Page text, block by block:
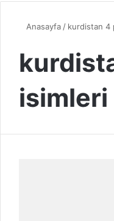
Anasayfa / kurdistan 4
isimleri